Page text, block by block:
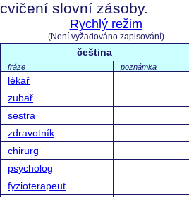
cvičení slovní zásoby.
Rychlý režim
(Není vyžadováno zapisování)
čeština
fráze poznámka
lékař
zubař
sestra
zdravotník
chirurg
psycholog
fyzioterapeut